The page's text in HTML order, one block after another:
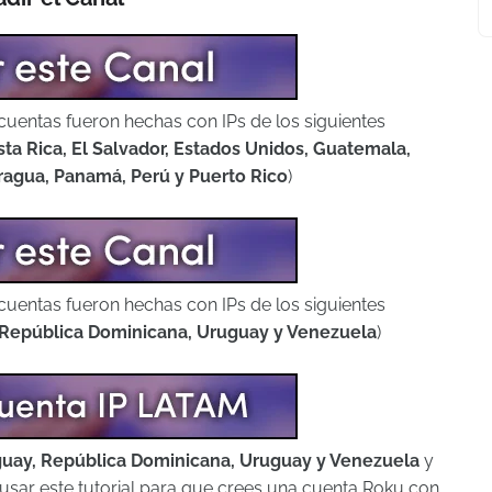
fueron hechas con IPs de los siguientes
Rica, El Salvador, Estados Unidos, Guatemala,
Panamá, Perú y Puerto Rico)
fueron hechas con IPs de los siguientes
Dominicana, Uruguay y Venezuela)
República Dominicana, Uruguay y Venezuelay